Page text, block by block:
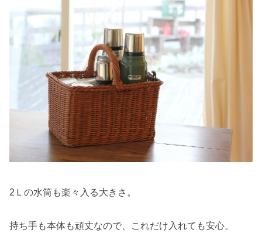
2Ｌの水筒も楽々入る大きさ。
持ち手も本体も頑丈なので、これだけ入れても安心。